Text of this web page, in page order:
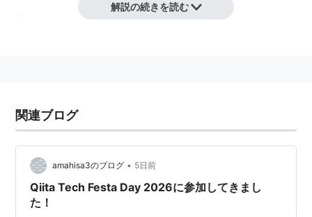
解説の続きを読む
関連ブログ
amahisa3のブログ • 5日前
Qiita Tech Festa Day 2026に参加してきまし
た！